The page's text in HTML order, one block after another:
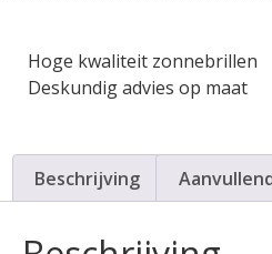
Hoge kwaliteit zonnebrillen
Deskundig advies op maat
Beschrijving